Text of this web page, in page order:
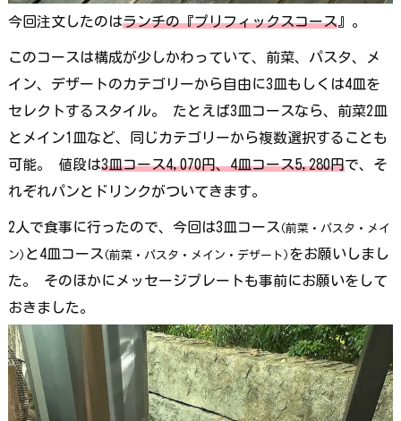
今回注文したのはランチの『プリフィックスコース 』。
このコースは構成が少しかわっていて、前菜、パスタ、メ
イン、デザートのカテゴリーから自由に3皿もしくは4皿を
セレクトするスタイル。 たとえば3皿コースなら、前菜2皿
とメイン1皿など、同じカテゴリーから複数選択することも
可能。 値段は3皿コース4,070円、4皿コース5,280円で、そ
れぞれパンとドリンクがついてきます。
2人で食事に行ったので、今回は3皿コース (前菜・パスタ・メイ
ン) と4皿コース (前菜・パスタ・メイン・デザート) をお願いしまし
た。 そのほかにメッセージプレートも事前にお願いをして
おきました。